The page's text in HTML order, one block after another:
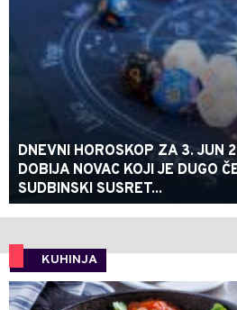
DNEVNI HOROSKOP ZA 3. JUN
DOBIJA NOVAC KOJI JE DUGO
SUDBINSKI SUSRET...
KUHINJA